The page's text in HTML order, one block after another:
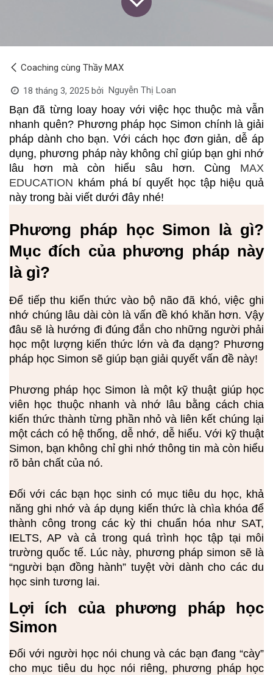
Coaching cùng Thầy MAX
18 tháng 3, 2025 bởi Nguyễn Thị Loan
Bạn đã từng loay hoay với việc học thuộc mà vẫn
nhanh quên? Phương pháp học Simon chính là giải
pháp dành cho bạn. Với cách học đơn giản, dễ áp
dụng, phương pháp này không chỉ giúp bạn ghi nhớ
lâu hơn mà còn hiểu sâu hơn. Cùng MAX
EDUCATION khám phá bí quyết học tập hiệu quả
này trong bài viết dưới đây nhé!
Phương pháp học Simon là gì?
Mục đích của phương pháp này
là gì?
Để tiếp thu kiến thức vào bộ não đã khó, việc ghi
nhớ chúng lâu dài còn là vấn đề khó khăn hơn. Vậy
đâu sẽ là hướng đi đúng đắn cho những người phải
học một lượng kiến thức lớn và đa dạng? Phương
pháp học Simon sẽ giúp bạn giải quyết vấn đề này!
Phương pháp học Simon là một kỹ thuật giúp học
viên học thuộc nhanh và nhớ lâu bằng cách chia
kiến thức thành từng phần nhỏ và liên kết chúng lại
một cách có hệ thống, dễ nhớ, dễ hiểu. Với kỹ thuật
Simon, bạn không chỉ ghi nhớ thông tin mà còn hiểu
rõ bản chất của nó.
Đối với các bạn học sinh có mục tiêu du học, khả
năng ghi nhớ và áp dụng kiến thức là chìa khóa để
thành công trong các kỳ thi chuẩn hóa như SAT,
IELTS, AP và cả trong quá trình học tập tại môi
trường quốc tế. Lúc này, phương pháp simon sẽ là
“người bạn đồng hành” tuyệt vời dành cho các du
học sinh tương lai.
Lợi ích của phương pháp học
Simon
Đối với người học nói chung và các bạn đang “cày”
cho mục tiêu du học nói riêng, phương pháp học